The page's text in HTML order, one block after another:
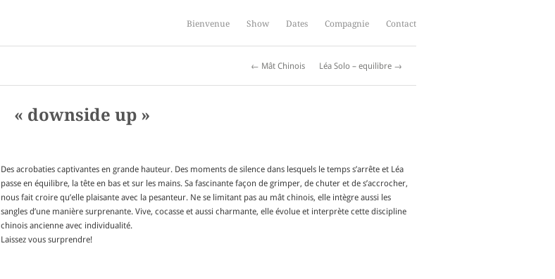
Bienvenue Show Dates Compagnie Contact
← Mât Chinois Léa Solo – equilibre →
« downside up »
Des acrobaties captivantes en grande hauteur. Des moments de silence dans lesquels le temps s’arrête et Léa
passe en équilibre, la tête en bas et sur les mains. Sa fascinante façon de grimper, de chuter et de s’accrocher,
nous fait croire qu’elle plaisante avec la pesanteur. Ne se limitant pas au mât chinois, elle intègre aussi les
sangles d’une manière surprenante. Vive, cocasse et aussi charmante, elle évolue et interprète cette discipline
chinois ancienne avec individualité.
Laissez vous surprendre!